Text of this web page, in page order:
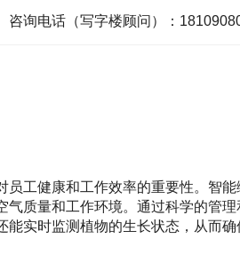
咨询电话（写字楼顾问）：
工健康和工作效率的重要性。智能
气质量和工作环境。通过科学的管理
实时监测植物的生长状态，从而确